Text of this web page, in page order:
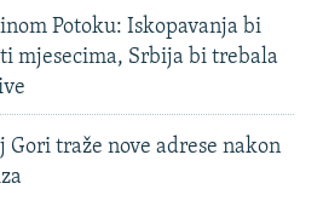
Potoku: Iskopavanja bi
mjesecima, Srbija bi trebala
Gori traže nove adrese nakon